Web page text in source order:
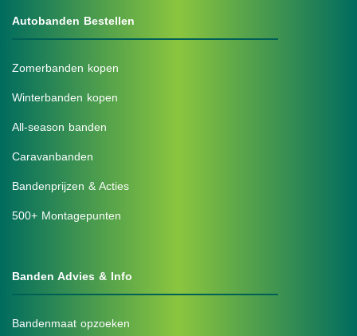
Autobanden Bestellen
Zomerbanden kopen
Winterbanden kopen
All-season banden
Caravanbanden
Bandenprijzen & Acties
500+ Montagepunten
Banden Advies & Info
Bandenmaat opzoeken